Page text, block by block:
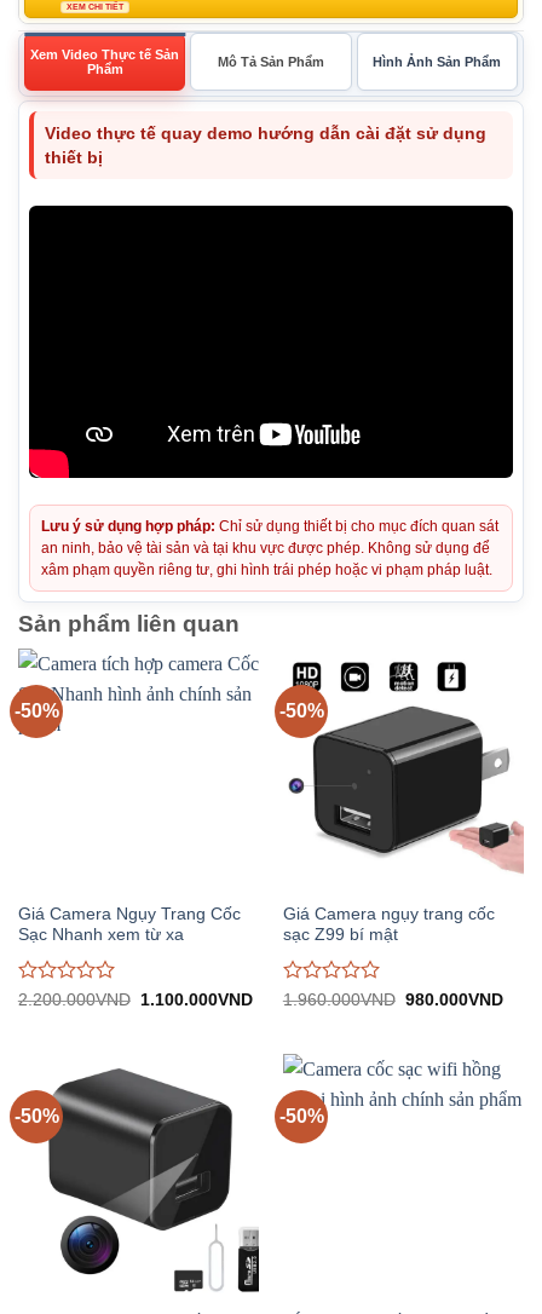
XEM CHI TIẾT
Xem Video Thực tế Sản
Phẩm
Mô Tả Sản Phẩm Hình Ảnh Sản Phẩm
Video thực tế quay demo hướng dẫn cài đặt sử dụng
thiết bị
Lưu ý sử dụng hợp pháp: Chỉ sử dụng thiết bị cho mục đích quan sát
an ninh, bảo vệ tài sản và tại khu vực được phép. Không sử dụng để
xâm phạm quyền riêng tư, ghi hình trái phép hoặc vi phạm pháp luật.
Sản phẩm liên quan
-50%
Giá Camera Ngụy Trang Cốc
Sạc Nhanh xem từ xa
Được
5
2.200.000VND
Giá
1.100.000VNDGiá
-50%
Giá Camera ngụy trang cốc
sạc Z99 bí mật
Được
0
trên
5
1.960.000VND Giá
980.000VNDGiá
-50% -50%